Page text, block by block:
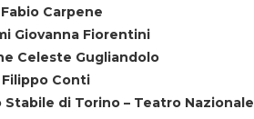
Carpene
Giovanna Fiorentini
Celeste Gugliandolo
Conti
Stabile di Torino – Teatro Nazionale